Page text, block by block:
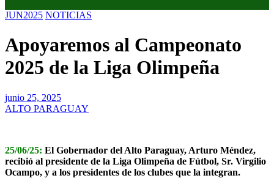
JUN2025 NOTICIAS
Apoyaremos al Campeonato
2025 de la Liga Olimpeña
junio 25, 2025
ALTO PARAGUAY
25/06/25: El Gobernador del Alto Paraguay, Arturo Méndez,
recibió al presidente de la Liga Olimpeña de Fútbol, Sr. Virgilio
Ocampo, y a los presidentes de los clubes que la integran.